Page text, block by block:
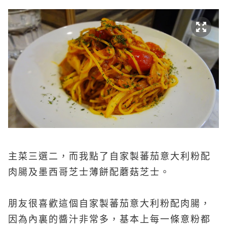
主菜三選二，而我點了自家製蕃茄意大利粉配
肉腸及墨西哥芝士薄餅配蘑菇芝士。
朋友很喜歡這個自家製蕃茄意大利粉配肉腸，
因為內裏的醬汁非常多，基本上每一條意粉都